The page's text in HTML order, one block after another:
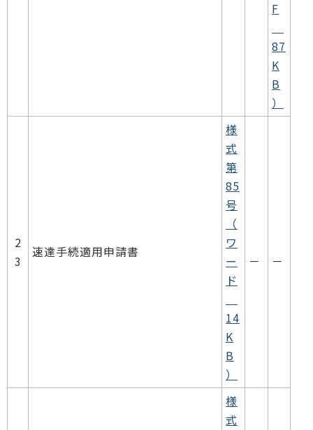
F
87
K
B
）
2
3
速達手続適用申請書
様
式
第
85
号
（
ワ
ー
ド
14
K
B
）
－ －
様
式